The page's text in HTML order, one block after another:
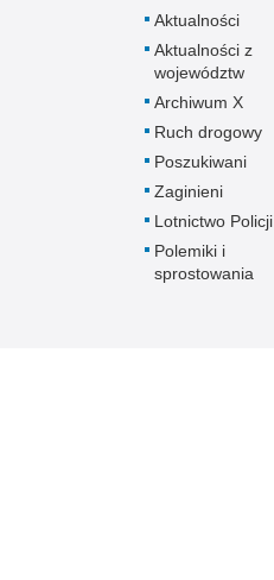
Aktualności
Aktualności z
województw
Archiwum X
Ruch drogowy
Poszukiwani
Zaginieni
Lotnictwo Policji
Polemiki i
sprostowania